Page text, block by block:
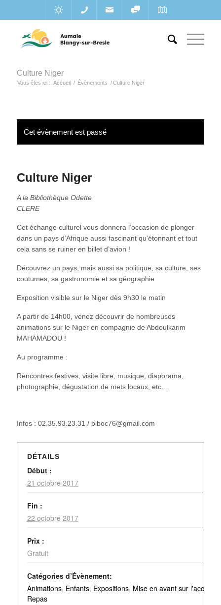
Culture Niger
Vous êtes ici : Accueil / Évènements / Culture Niger
Cet évènement est passé
Culture Niger
A la Bibliothèque Odette
CLERE
Cet échange culturel vous donnera l’occasion de plonger
dans un pays d’Afrique aussi fascinant qu’étonnant et tout
cela sans se ruiner en billet d’avion !
Découvrez un pays, mais aussi sa politique, sa culture, ses
coutumes, sa gastronomie et sa géographie
Exposition visible sur le Niger dès 9h30 le matin
A partir de 14h00, venez découvrir de nombreuses
animations sur le Niger en compagnie de Abdoulkarim
MAHAMADOU !
Au programme :
Rencontres festives, visite libre, musique, diaporama,
photographie, dégustation de mets locaux, etc…
Infos : 02.35.93.23.31 / biboc76@gmail.com
DÉTAILS
Début :
21 octobre 2017
Fin :
22 octobre 2017
Prix :
Gratuit
Catégories d’Évènement:
Animations, Enfants, Expositions, Mise en avant sur l'accueil
Repas